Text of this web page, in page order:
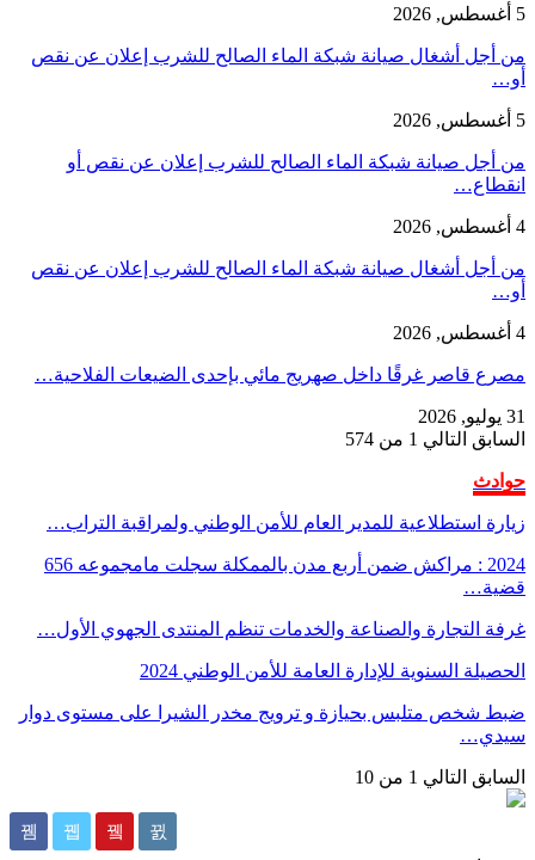
5 أغسطس, 2026
من أجل أشغال صيانة شبكة الماء الصالح للشرب إعلان عن نقص
أو…
5 أغسطس, 2026
من أجل صيانة شبكة الماء الصالح للشرب إعلان عن نقص أو
انقطاع…
4 أغسطس, 2026
من أجل أشغال صيانة شبكة الماء الصالح للشرب إعلان عن نقص
أو…
4 أغسطس, 2026
مصرع قاصر غرقًا داخل صهريج مائي بإحدى الضيعات الفلاحية…
31 يوليو, 2026
السابق التالي 1 من 574
حوادث
زيارة استطلاعية للمدير العام للأمن الوطني ولمراقبة التراب…
2024 : مراكش ضمن أربع مدن بالممكلة سجلت مامجموعه 656
قضية…
غرفة التجارة والصناعة والخدمات تنظم المنتدى الجهوي الأول…
الحصيلة السنوية للإدارة العامة للأمن الوطني 2024
ضبط شخص متلبس بحيازة و ترويج مخدر الشيرا على مستوى دوار
سيدي…
السابق التالي 1 من 10